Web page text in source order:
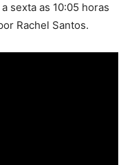
sexta as 10:05 horas
Rachel Santos.